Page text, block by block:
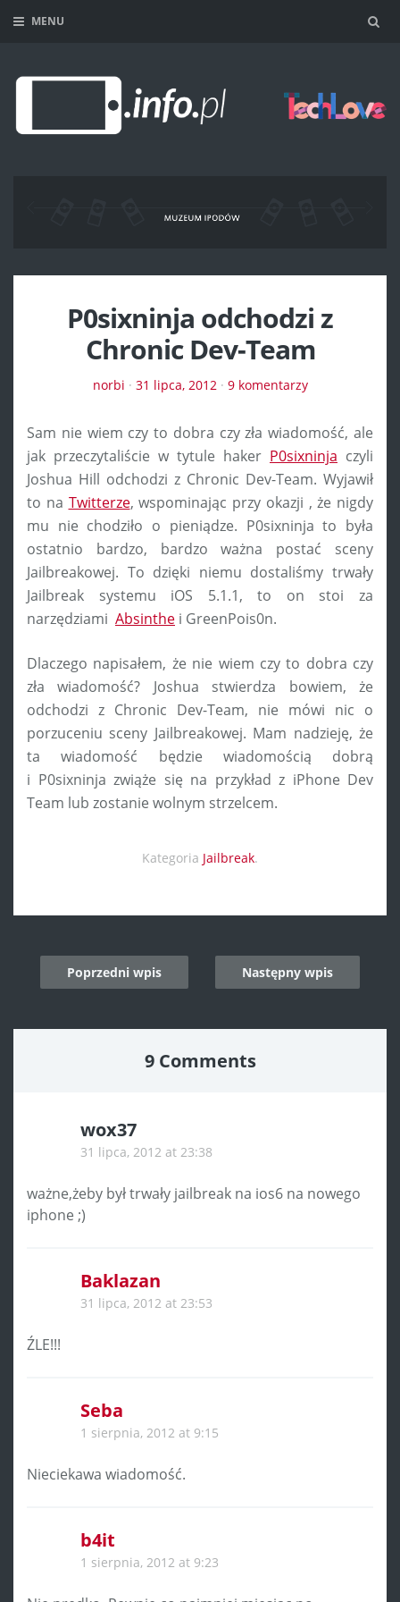
MENU
P0sixninja odchodzi z
Chronic Dev-Team
norbi · 31 lipca, 2012 · 9 komentarzy
Sam nie wiem czy to dobra czy zła wiadomość, ale
jak przeczytaliście w tytule haker P0sixninja czyli
Joshua Hill odchodzi z Chronic Dev-Team. Wyjawił
to na Twitterze, wspominając przy okazji , że nigdy
mu nie chodziło o pieniądze. P0sixninja to była
ostatnio bardzo, bardzo ważna postać sceny
Jailbreakowej. To dzięki niemu dostaliśmy trwały
Jailbreak systemu iOS 5.1.1, to on stoi za
narzędziami Absinthe i GreenPois0n.
Dlaczego napisałem, że nie wiem czy to dobra czy
zła wiadomość? Joshua stwierdza bowiem, że
odchodzi z Chronic Dev-Team, nie mówi nic o
porzuceniu sceny Jailbreakowej. Mam nadzieję, że
ta wiadomość będzie wiadomością dobrą
i P0sixninja zwiąże się na przykład z iPhone Dev
Team lub zostanie wolnym strzelcem.
Kategoria Jailbreak.
Post
navigation
Poprzedni wpis Następny wpis
9 Comments
wox37
31 lipca, 2012 at 23:38
ważne,żeby był trwały jailbreak na ios6 na nowego
iphone ;)
Baklazan
31 lipca, 2012 at 23:53
ŹLE!!!
Seba
1 sierpnia, 2012 at 9:15
Nieciekawa wiadomość.
b4it
1 sierpnia, 2012 at 9:23